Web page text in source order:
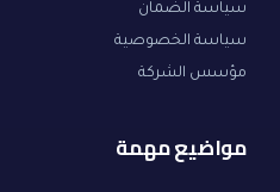
سياسة الضمان
سياسة الخصوصية
مؤسس الشركة
مواضيع مهمة